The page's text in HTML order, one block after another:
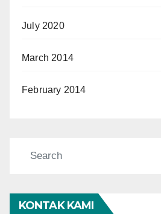
July 2020
March 2014
February 2014
KONTAK KAMI